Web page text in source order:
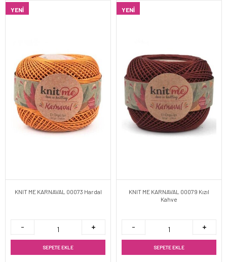
YENI
KNIT ME KARNAVAL 00073 Hardal
SEPETE EKLE
YENI
KNIT ME KARNAVAL 00079 Kızıl
Kahve
SEPETE EKLE